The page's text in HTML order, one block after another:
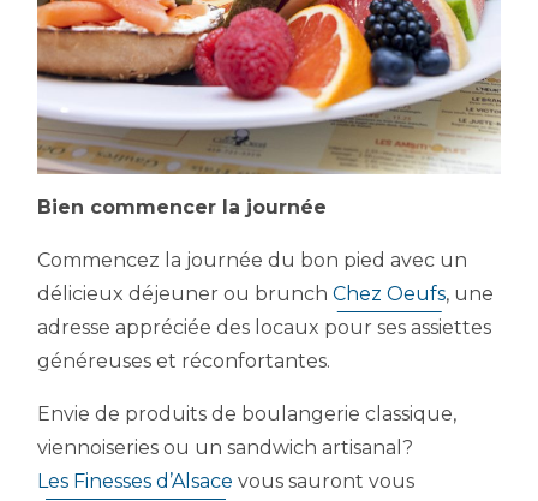
Bien commencer la journée
Commencez la journée du bon pied avec un
délicieux déjeuner ou brunchChez Oeufs, une
adresse appréciée des locaux pour ses assiettes
généreuses et réconfortantes.
Envie de produits de boulangerie classique,
viennoiseries ou un sandwich artisanal?
Les Finesses d’Alsace vous sauront vous